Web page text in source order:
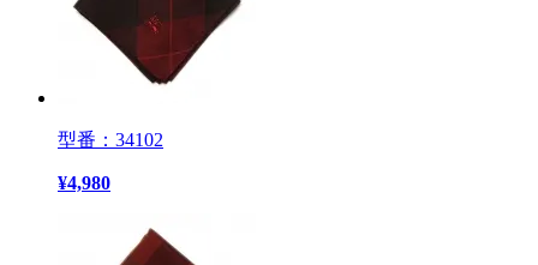
型番：34102
¥4,980